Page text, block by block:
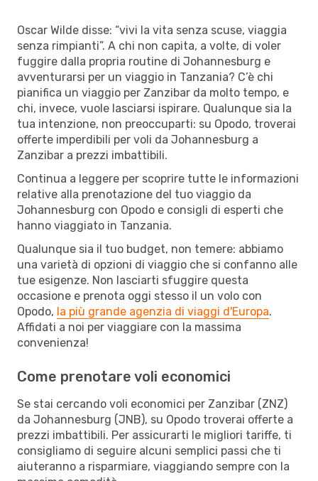
Oscar Wilde disse: “vivi la vita senza scuse, viaggia
senza rimpianti”. A chi non capita, a volte, di voler
fuggire dalla propria routine di Johannesburg e
avventurarsi per un viaggio in Tanzania? C’è chi
pianifica un viaggio per Zanzibar da molto tempo, e
chi, invece, vuole lasciarsi ispirare. Qualunque sia la
tua intenzione, non preoccuparti: su Opodo, troverai
offerte imperdibili per voli da Johannesburg a
Zanzibar a prezzi imbattibili.
Continua a leggere per scoprire tutte le informazioni
relative alla prenotazione del tuo viaggio da
Johannesburg con Opodo e consigli di esperti che
hanno viaggiato in Tanzania.
Qualunque sia il tuo budget, non temere: abbiamo
una varietà di opzioni di viaggio che si confanno alle
tue esigenze. Non lasciarti sfuggire questa
occasione e prenota oggi stesso il un volo con
Opodo, la più grande agenzia di viaggi d'Europa.
Affidati a noi per viaggiare con la massima
convenienza!
Come prenotare voli economici
Se stai cercando voli economici per Zanzibar (ZNZ)
da Johannesburg (JNB), su Opodo troverai offerte a
prezzi imbattibili. Per assicurarti le migliori tariffe, ti
consigliamo di seguire alcuni semplici passi che ti
aiuteranno a risparmiare, viaggiando sempre con la